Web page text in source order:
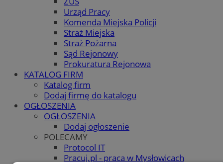
Urząd Pracy
Komenda Miejska Policji
Straż Miejska
Straż Pożarna
Sąd Rejonowy
Prokuratura Rejonowa
KATALOG FIRM
Katalog firm
Dodaj firmę do katalogu
OGŁOSZENIA
OGŁOSZENIA
Dodaj ogłoszenie
POLECAMY
Protocol IT
Pracuj.pl - praca w Mysłowicach